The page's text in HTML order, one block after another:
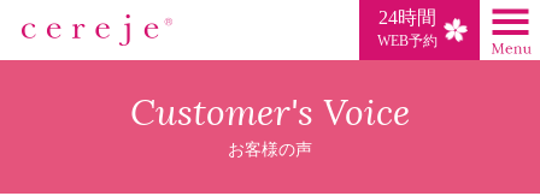
24時間
WEB予約
Customer's Voice
お客様の声